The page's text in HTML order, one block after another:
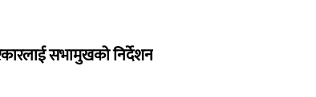
सभामुखको निर्देशन